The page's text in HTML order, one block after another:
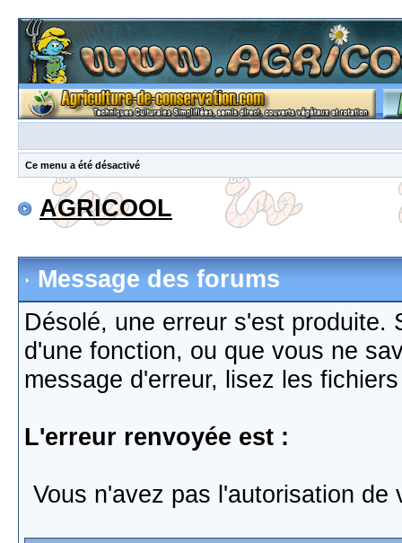
Ce menu a été désactivé
AGRICOOL
Message des forums
Désolé, une erreur s'est produite.
d'une fonction, ou que vous ne
message d'erreur, lisez les
L'erreur renvoyée est :
Vous n'avez pas l'autorisation de